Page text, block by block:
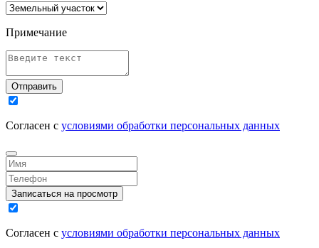
Примечание
Отправить
Согласен с условиями обработки персональных данных
Записаться на просмотр
Согласен с условиями обработки персональных данных